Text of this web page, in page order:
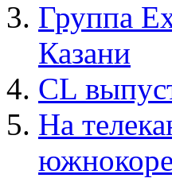
Группа
Казани
CL
На